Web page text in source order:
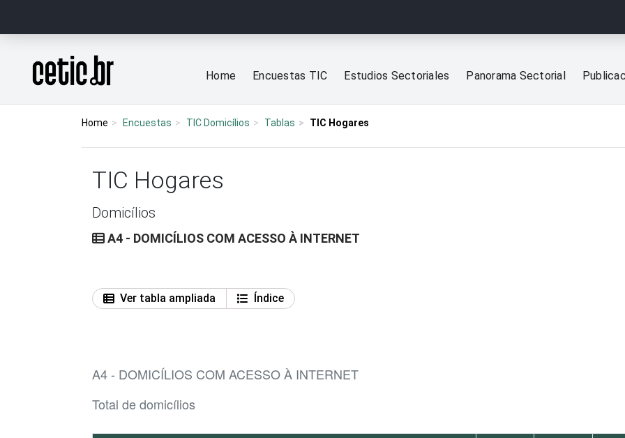
Página inicial
Home Encuestas TIC Estudios Sectoriales Panorama Sectorial
Home Encuestas TIC Domicílios Tablas TIC Hogares
TIC Hogares
Domicílios
A4 - DOMICÍLIOS COM ACESSO À INTERNET
Ver tabla ampliada
Índice
A4 - DOMICÍLIOS COM ACESSO À INTERNET
Total de domicílios